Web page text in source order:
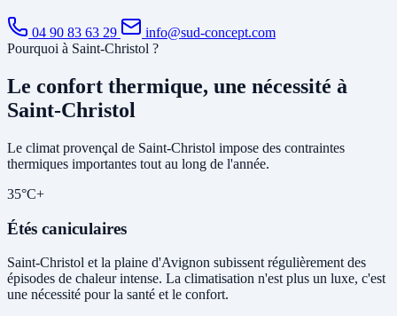
04 90 83 63 29
info@sud-concept.com
Pourquoi à Saint-Christol ?
Le confort thermique, une nécessité à
Saint-Christol
Le climat provençal de Saint-Christol impose des contraintes
thermiques importantes tout au long de l'année.
35°C+
Étés caniculaires
Saint-Christol et la plaine d'Avignon subissent régulièrement des
épisodes de chaleur intense. La climatisation n'est plus un luxe, c'est
une nécessité pour la santé et le confort.